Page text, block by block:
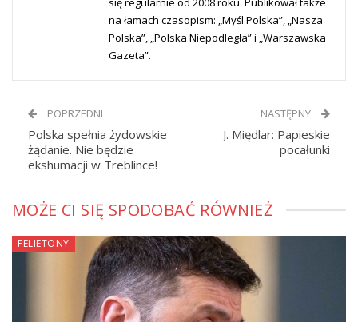
na łamach czasopism: „Myśl Polska”, „Nasza
Polska”, „Polska Niepodległa” i „Warszawska
Gazeta”.
POPRZEDNI
Polska spełnia żydowskie
żądanie. Nie będzie
ekshumacji w Treblince!
NASTĘPNY
J. Międlar: Papieskie
pocałunki
MOŻE CI SIĘ SPODOBAĆ RÓWNIEŻ
FELIETONY